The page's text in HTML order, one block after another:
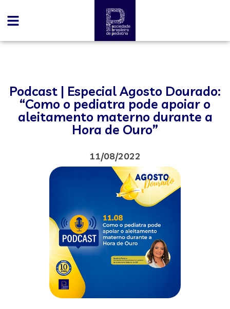
Podcast | Especial Agosto Dourado:
“Como o pediatra pode apoiar o
aleitamento materno durante a
Hora de Ouro”
11/08/2022